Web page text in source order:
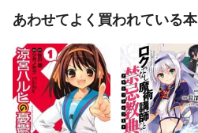
あわせてよく買われている本